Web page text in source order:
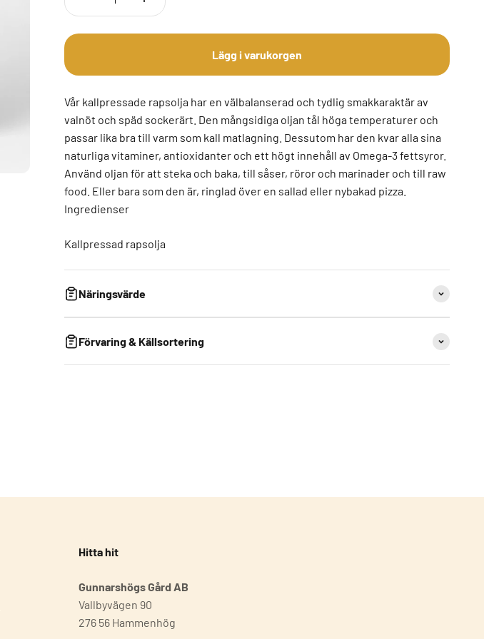
Lägg i varukorgen
Vår kallpressade rapsolja har en välbalanserad och tydlig smakkaraktär av
valnöt och späd sockerärt. Den mångsidiga oljan tål höga temperaturer och
passar lika bra till varm som kall matlagning. Dessutom har den kvar alla sina
naturliga vitaminer, antioxidanter och ett högt innehåll av Omega-3 fettsyror.
Använd oljan för att steka och baka, till såser, röror och marinader och till raw
food. Eller bara som den är, ringlad över en sallad eller nybakad pizza.
Ingredienser
Kallpressad rapsolja
Näringsvärde
Förvaring & Källsortering
Hitta hit
Gunnarshögs Gård AB
Vallbyvägen 90
276 56 Hammenhög